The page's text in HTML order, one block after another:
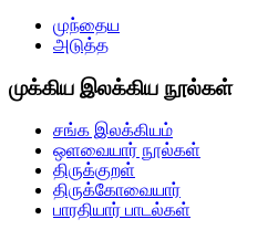
முந்தைய
அடுத்த
முக்கிய இலக்கிய நூல்கள்
சங்க இலக்கியம்
ஒளவையார் நூல்கள்
திருக்குறள்
திருக்கோவையார்
பாரதியார் பாடல்கள்